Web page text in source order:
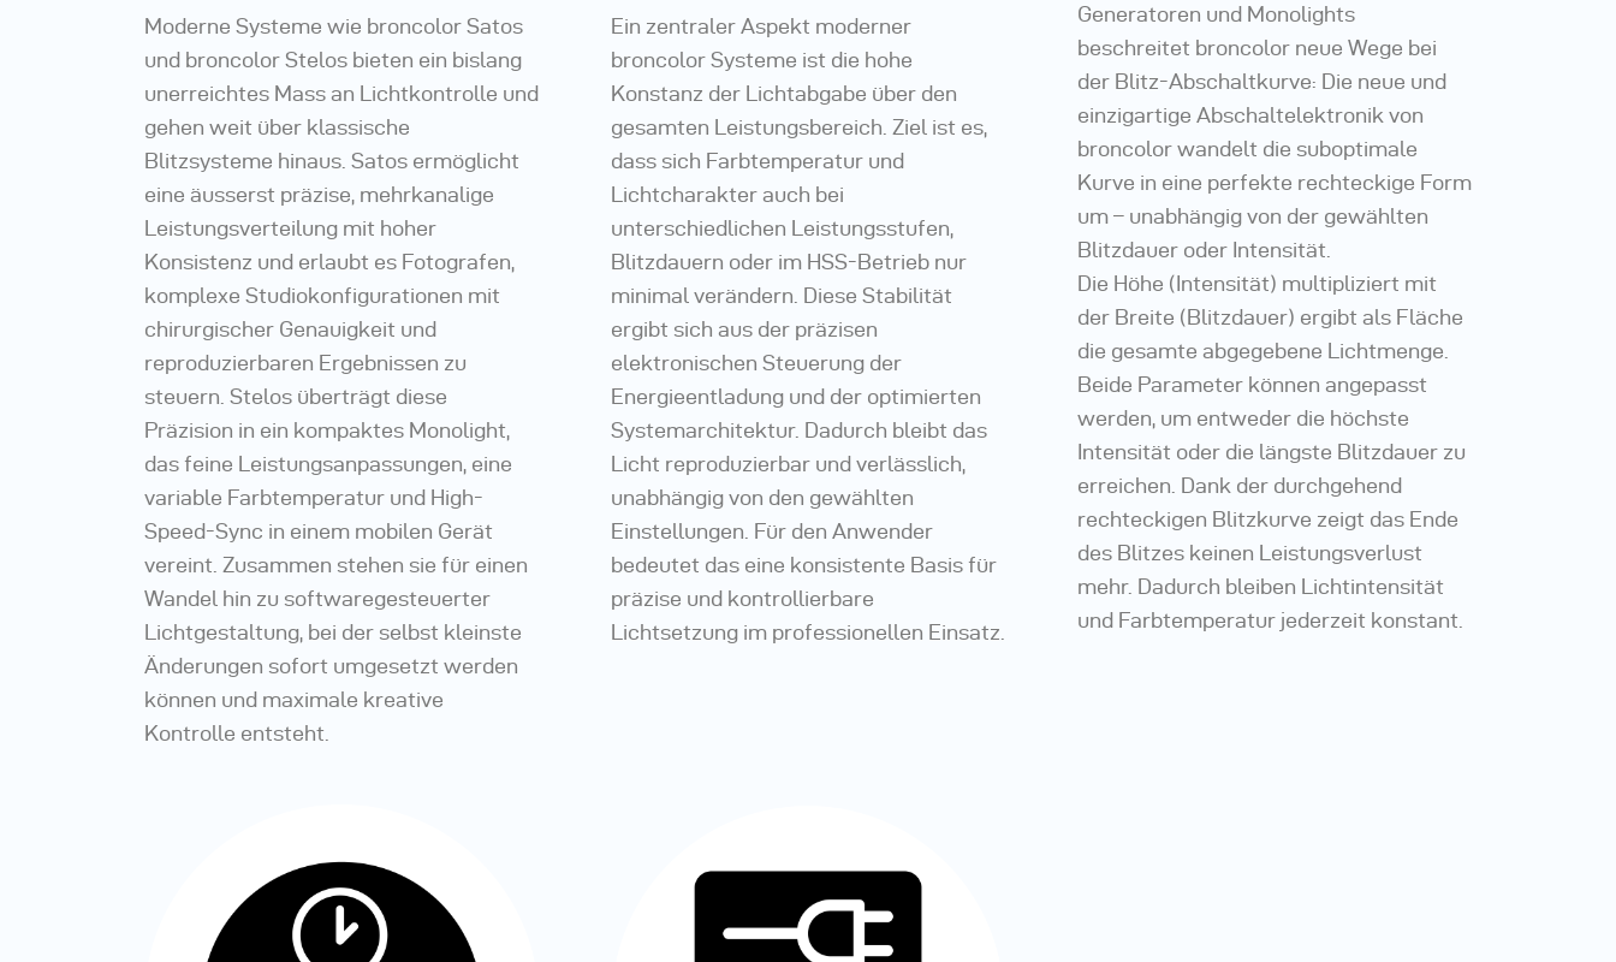
Moderne Systeme wie broncolor Satos
und broncolor Stelos bieten ein bislang
unerreichtes Mass an Lichtkontrolle und
gehen weit über klassische
Blitzsysteme hinaus. Satos ermöglicht
eine äusserst präzise, mehrkanalige
Leistungsverteilung mit hoher
Konsistenz und erlaubt es Fotografen,
komplexe Studiokonfigurationen mit
chirurgischer Genauigkeit und
reproduzierbaren Ergebnissen zu
steuern. Stelos überträgt diese
Präzision in ein kompaktes Monolight,
das feine Leistungsanpassungen, eine
variable Farbtemperatur und High-
Speed-Sync in einem mobilen Gerät
vereint. Zusammen stehen sie für einen
Wandel hin zu softwaregesteuerter
Lichtgestaltung, bei der selbst kleinste
Änderungen sofort umgesetzt werden
können und maximale kreative
Kontrolle entsteht.
Ein zentraler Aspekt moderner
broncolor Systeme ist die hohe
Konstanz der Lichtabgabe über den
gesamten Leistungsbereich. Ziel ist es,
dass sich Farbtemperatur und
Lichtcharakter auch bei
unterschiedlichen Leistungsstufen,
Blitzdauern oder im HSS-Betrieb nur
minimal verändern. Diese Stabilität
ergibt sich aus der präzisen
elektronischen Steuerung der
Energieentladung und der optimierten
Systemarchitektur. Dadurch bleibt das
Licht reproduzierbar und verlässlich,
unabhängig von den gewählten
Einstellungen. Für den Anwender
bedeutet das eine konsistente Basis für
präzise und kontrollierbare
Lichtsetzung im professionellen Einsatz.
Generatoren und Monolights
beschreitet broncolor neue Wege bei
der Blitz-Abschaltkurve: Die neue und
einzigartige Abschaltelektronik von
broncolor wandelt die suboptimale
Kurve in eine perfekte rechteckige Form
um – unabhängig von der gewählten
Blitzdauer oder Intensität.
Die Höhe (Intensität) multipliziert mit
der Breite (Blitzdauer) ergibt als Fläche
die gesamte abgegebene Lichtmenge.
Beide Parameter können angepasst
werden, um entweder die höchste
Intensität oder die längste Blitzdauer zu
erreichen. Dank der durchgehend
rechteckigen Blitzkurve zeigt das Ende
des Blitzes keinen Leistungsverlust
mehr. Dadurch bleiben Lichtintensität
und Farbtemperatur jederzeit konstant.